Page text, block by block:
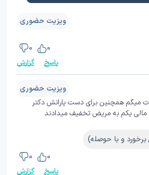
ویزیت حضوری
0
0
پاسخ
گزارش
ویزیت حضوری
میگم همچنین برای دست یارانش دکتر
یکم به مریض تخفیف میدادند
و با حوصله)
0
0
پاسخ
گزارش